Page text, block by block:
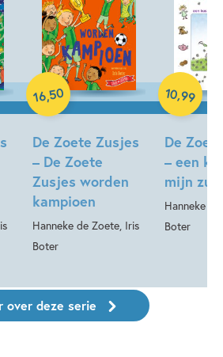
De Zoete Zusjes
– De Zoete
Zusjes worden
kampioen
Hanneke de Zoete, Iris
Boter
16,50
Hardcover
De
– een
mijn zus
Hanneke
Boter
10,99
Hardcover
over deze serie